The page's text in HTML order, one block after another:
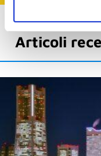
Articoli